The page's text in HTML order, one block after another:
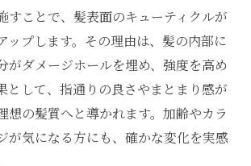
すことで、髪表面のキューティクルが
ップします。その理由は、髪の内部に
がダメージホールを埋め、強度を高め
として、指通りの良さやまとまり感が
想の髪質へと導かれます。加齢やカラ
が気になる方にも、確かな変化を実感